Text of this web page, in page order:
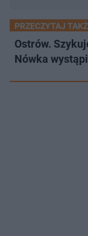
PRZECZYTAJ
Ostrów.
Nówka